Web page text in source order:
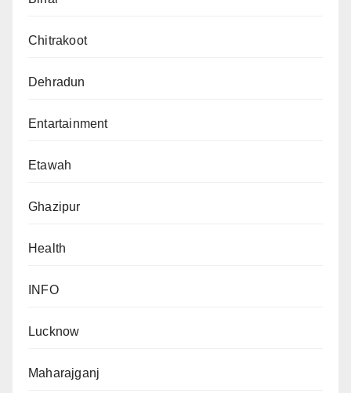
Chitrakoot
Dehradun
Entartainment
Etawah
Ghazipur
Health
INFO
Lucknow
Maharajganj